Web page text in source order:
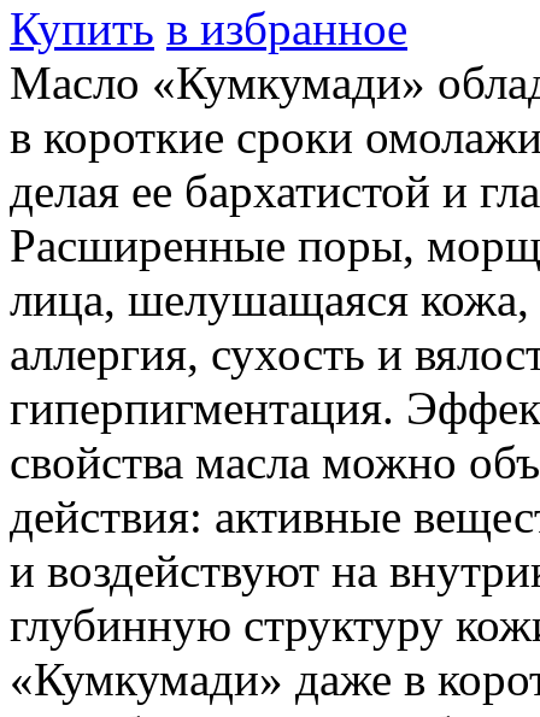
Купить в избранное
Масло «Кумкумади»
в короткие сроки
делая ее бархатистой и
Расширенные поры,
лица, шелушащаяся кожа,
аллергия, сухость и
гиперпигментация.
свойства масла можно
действия: активные
и воздействуют на
глубинную структуру
«Кумкумади» даже в